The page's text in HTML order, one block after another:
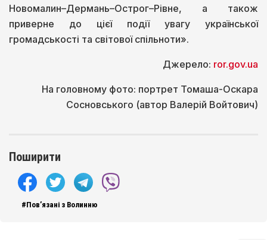
Новомалин–Дермань–Острог–Рівне, а також
приверне до цієї події увагу української
громадськості та світової спільноти».
Джерело: ror.gov.ua
На головному фото: портрет Томаша-Оскара
Сосновського (автор Валерій Войтович)
Поширити
#Пов’язані з Волинню